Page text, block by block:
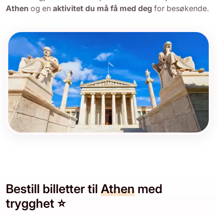
Athen og en aktivitet du må få med deg for besøkende.
Bestill billetter til Athen med
trygghet ⭐